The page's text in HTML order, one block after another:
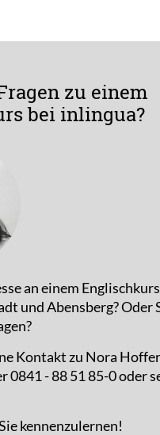
zu einem
bei inlingua?
an einem
und Abensberg? Oder
Kontakt zu Nora
0841 - 88 51 85-0 oder
kennenzulernen!